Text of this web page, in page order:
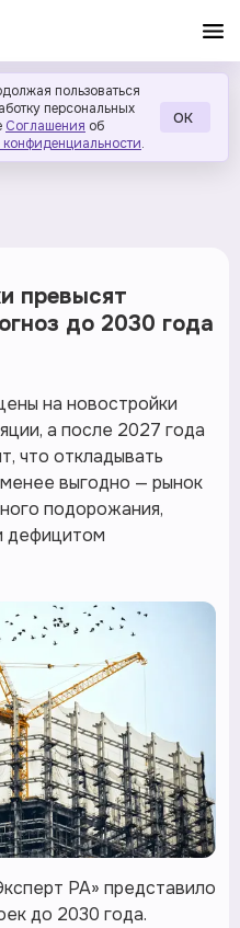
пользоваться
персональных
Соглашения об
.
ОК
превысят
до 2030 года
на новостройки
а после 2027 года
что откладывать
выгодно — рынок
подорожания,
дефицитом
РА» представило
до 2030 года.